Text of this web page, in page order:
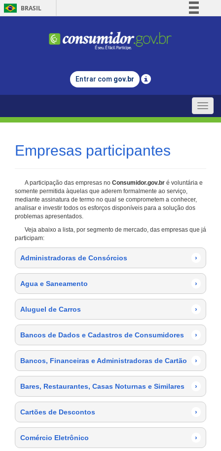
BRASIL
Comunica BR
Legislação
Entrar com gov.br
Toggle
Empresas participantes
A participação das empresas no Consumidor.gov.br é voluntária e
somente permitida àquelas que aderem formalmente ao serviço,
mediante assinatura de termo no qual se comprometem a conhecer,
analisar e investir todos os esforços disponíveis para a solução dos
problemas apresentados.
Veja abaixo a lista, por segmento de mercado, das empresas que já
participam:
Administradoras de Consórcios ›
Agua e Saneamento ›
Aluguel de Carros ›
Bancos de Dados e Cadastros de Consumidores ›
Bancos, Financeiras e Administradoras de Cartão ›
Bares, Restaurantes, Casas Noturnas e Similares ›
Cartões de Descontos ›
Comércio Eletrônico ›